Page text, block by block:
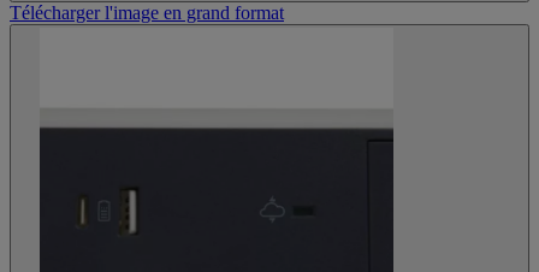
Télécharger l'image en grand format